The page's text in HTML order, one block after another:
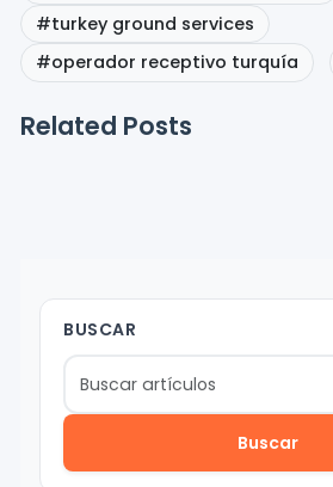
#turkey ground services
#operador receptivo turquía
Related Posts
BUSCAR
Buscar